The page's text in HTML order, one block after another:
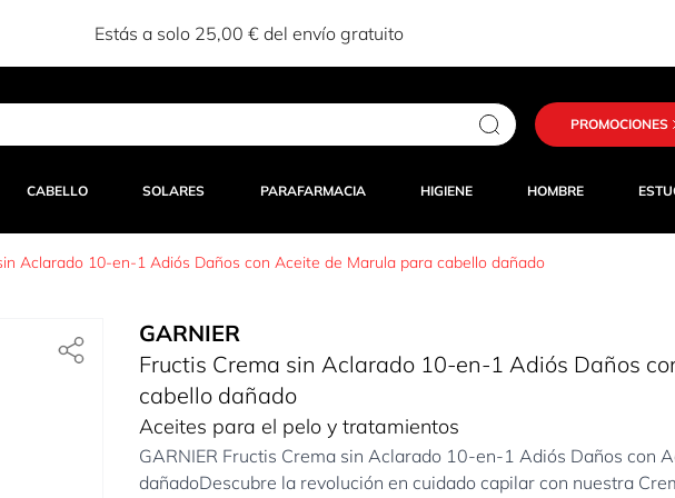
Estás a solo 25,00 € del envío gratuito
PROMOCIONES
CABELLO SOLARES PARAFARMACIA HIGIENE HOMBRE
Aclarado 10-en-1 Adiós Daños con Aceite de Marula para cabello dañado
GARNIER
Fructis Crema sin Aclarado 10-en-1 Adiós Daños
cabello dañado
Aceites para el pelo y tratamientos
GARNIER Fructis Crema sin Aclarado 10-en-1 Adiós Daños con
dañadoDescubre la revolución en cuidado capilar con nuestra